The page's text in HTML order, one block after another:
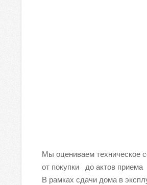
Мы оцениваем техническое
от покупки до актов приема
В рамках сдачи дома в